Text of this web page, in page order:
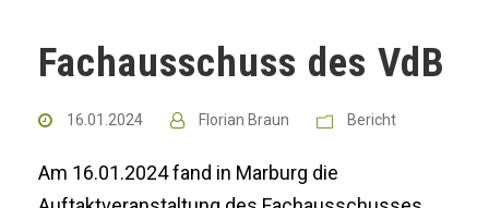
Fachausschuss des VdB
16.01.2024 Florian Braun Bericht
Am 16.01.2024 fand in Marburg die